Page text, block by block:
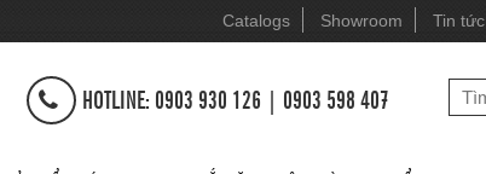
Catalogs Showroom Tin tức
HOTLINE: 0903 930 126 | 0903 598 407